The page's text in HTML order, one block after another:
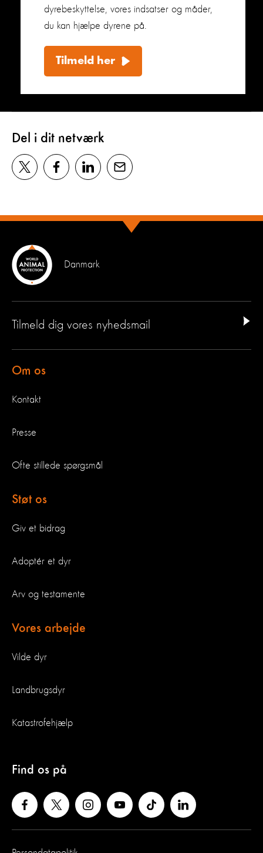
dyrebeskyttelse, vores indsatser og måder,
du kan hjælpe dyrene på.
Tilmeld her
Del i dit netværk
Danmark
Tilmeld dig vores nyhedsmail
Om os
Kontakt
Presse
Ofte stillede spørgsmål
Støt os
Giv et bidrag
Adoptér et dyr
Arv og testamente
Vores arbejde
Vilde dyr
Landbrugsdyr
Katastrofehjælp
Find os på